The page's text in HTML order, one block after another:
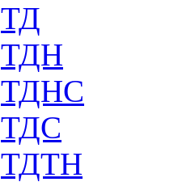
ТД
ТДН
ТДНС
ТДС
ТДТН